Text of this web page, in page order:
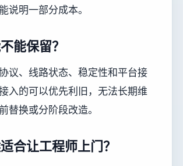
说明一部分成本。
能保留？
议、线路状态、稳定性和平台接
入的可以优先利旧，无法长期维
替换或分阶段改造。
合让工程师上门？